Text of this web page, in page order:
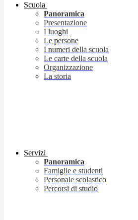
Scuola
Panoramica
Presentazione
I luoghi
Le persone
I numeri della scuola
Le carte della scuola
Organizzazione
La storia
Servizi
Panoramica
Famiglie e studenti
Personale scolastico
Percorsi di studio